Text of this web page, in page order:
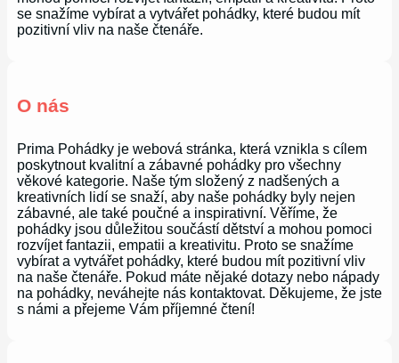
se snažíme vybírat a vytvářet pohádky, které budou mít
pozitivní vliv na naše čtenáře.
O nás
Prima Pohádky je webová stránka, která vznikla s cílem
poskytnout kvalitní a zábavné pohádky pro všechny
věkové kategorie. Naše tým složený z nadšených a
kreativních lidí se snaží, aby naše pohádky byly nejen
zábavné, ale také poučné a inspirativní. Věříme, že
pohádky jsou důležitou součástí dětství a mohou pomoci
rozvíjet fantazii, empatii a kreativitu. Proto se snažíme
vybírat a vytvářet pohádky, které budou mít pozitivní vliv
na naše čtenáře. Pokud máte nějaké dotazy nebo nápady
na pohádky, neváhejte nás kontaktovat. Děkujeme, že jste
s námi a přejeme Vám příjemné čtení!